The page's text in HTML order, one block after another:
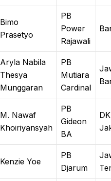
Bimo
Prasetyo
PB
Power
Rajawali
Aryla Nabila
Thesya
Munggaran
PB
Mutiara
Cardinal
M. Nawaf
Khoiriyansyah
PB
Gideon
BA
Kenzie Yoe
PB
Djarum